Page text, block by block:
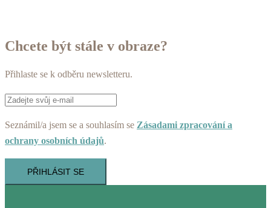
Chcete být stále v obraze?
Přihlaste se k odběru newsletteru.
Seznámil/a jsem se a souhlasím se Zásadami zpracování a
ochrany osobních údajů.
PŘIHLÁSIT SE